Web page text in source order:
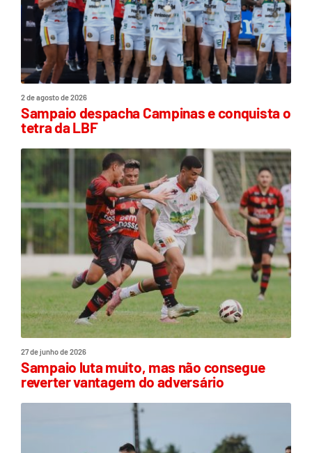
2 de agosto de 2026
Sampaio despacha Campinas e conquista o
tetra da LBF
27 de junho de 2026
Sampaio luta muito, mas não consegue
reverter vantagem do adversário